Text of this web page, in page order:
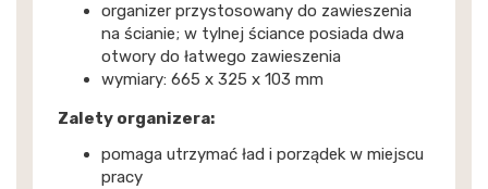
organizer przystosowany do zawieszenia
na ścianie; w tylnej ściance posiada dwa
otwory do łatwego zawieszenia
wymiary: 665 x 325 x 103 mm
Zalety organizera:
pomaga utrzymać ład i porządek w miejscu
pracy